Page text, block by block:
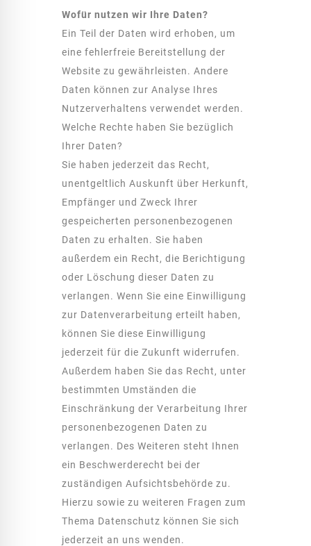
Wofür nutzen wir Ihre Daten?
Ein Teil der Daten wird erhoben, um
eine fehlerfreie Bereitstellung der
Website zu gewährleisten. Andere
Daten können zur Analyse Ihres
Nutzerverhaltens verwendet werden.
Welche Rechte haben Sie bezüglich
Ihrer Daten?
Sie haben jederzeit das Recht,
unentgeltlich Auskunft über Herkunft,
Empfänger und Zweck Ihrer
gespeicherten personenbezogenen
Daten zu erhalten. Sie haben
außerdem ein Recht, die Berichtigung
oder Löschung dieser Daten zu
verlangen. Wenn Sie eine Einwilligung
zur Datenverarbeitung erteilt haben,
können Sie diese Einwilligung
jederzeit für die Zukunft widerrufen.
Außerdem haben Sie das Recht, unter
bestimmten Umständen die
Einschränkung der Verarbeitung Ihrer
personenbezogenen Daten zu
verlangen. Des Weiteren steht Ihnen
ein Beschwerderecht bei der
zuständigen Aufsichtsbehörde zu.
Hierzu sowie zu weiteren Fragen zum
Thema Datenschutz können Sie sich
jederzeit an uns wenden.